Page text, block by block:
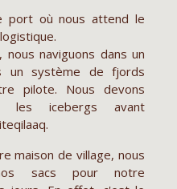
port où nous attend le
naviguons dans un
un système de fjords
pilote. Nous devons
les icebergs avant
maison de village, nous
sacs pour notre